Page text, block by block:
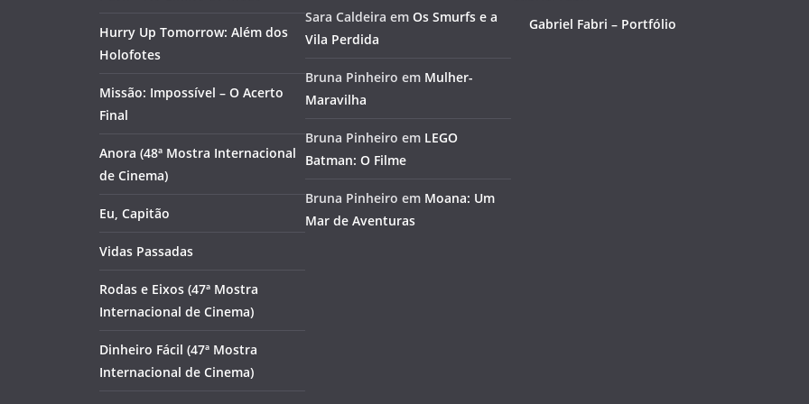
Hurry Up Tomorrow: Além dos
Holofotes
Missão: Impossível – O Acerto
Final
Anora (48ª Mostra Internacional
de Cinema)
Eu, Capitão
Vidas Passadas
Rodas e Eixos (47ª Mostra
Internacional de Cinema)
Dinheiro Fácil (47ª Mostra
Internacional de Cinema)
Sara Caldeira em Os Smurfs e a
Vila Perdida
Bruna Pinheiro em Mulher-
Maravilha
Bruna Pinheiro em LEGO
Batman: O Filme
Bruna Pinheiro em Moana: Um
Mar de Aventuras
Gabriel Fabri – Portfólio